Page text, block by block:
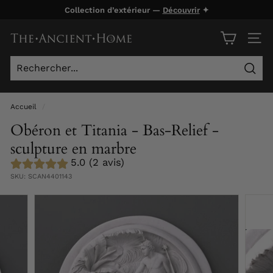
contenu
Collection d’extérieur — Découvrir✦
T
h
e
A
n
c
i
e
n
t
Accueil
Obéron et Titania - Bas-Relief -
sculpture en marbre
5.0 (2 avis)
SKU: SCAN4401143